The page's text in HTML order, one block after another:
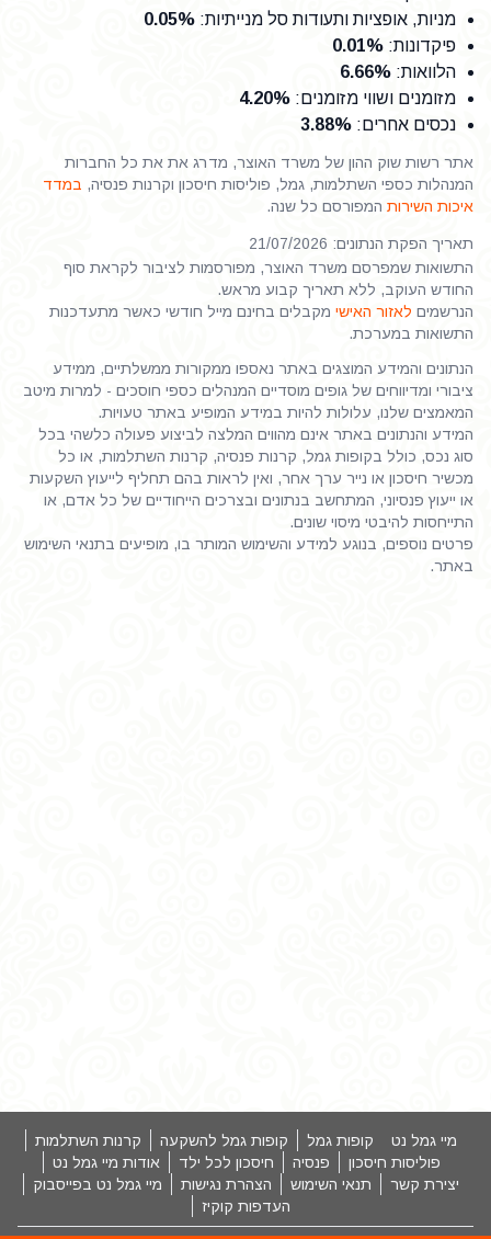
מניות, אופציות ותעודות סל מנייתיות:
0.05%
פיקדונות:
0.01%
הלוואות:
6.66%
מזומנים ושווי מזומנים:
4.20%
נכסים אחרים:
3.88%
אתר רשות שוק ההון של משרד האוצר, מדרג את את כל החברות
המנהלות כספי השתלמות, גמל, פוליסות חיסכון וקרנות פנסיה, במדד
איכות השירות המפורסם כל שנה.
תאריך הפקת הנתונים: 21/07/2026
התשואות שמפרסם משרד האוצר, מפורסמות לציבור לקראת סוף
החודש העוקב, ללא תאריך קבוע מראש.
הנרשמים לאזור האישי מקבלים בחינם מייל חודשי כאשר מתעדכנות
התשואות במערכת.
הנתונים והמידע המוצגים באתר נאספו ממקורות ממשלתיים, ממידע
ציבורי ומדיווחים של גופים מוסדיים המנהלים כספי חוסכים - למרות מיטב
המאמצים שלנו, עלולות להיות במידע המופיע באתר טעויות.
המידע והנתונים באתר אינם מהווים המלצה לביצוע פעולה כלשהי בכל
סוג נכס, כולל בקופות גמל, קרנות פנסיה, קרנות השתלמות, או כל
מכשיר חיסכון או נייר ערך אחר, ואין לראות בהם תחליף לייעוץ השקעות
או ייעוץ פנסיוני, המתחשב בנתונים ובצרכים הייחודיים של כל אדם, או
התייחסות להיבטי מיסוי שונים.
פרטים נוספים, בנוגע למידע והשימוש המותר בו, מופיעים בתנאי השימוש
באתר.
מיי גמל נט קופות גמל קופות גמל להשקעה
קרנות השתלמות
פוליסות חיסכון
פנסיה חיסכון לכל ילד
אודות מיי גמל נט
יצירת קשר
תנאי השימוש הצהרת נגישות
מיי גמל נט בפייסבוק
העדפות קוקיז